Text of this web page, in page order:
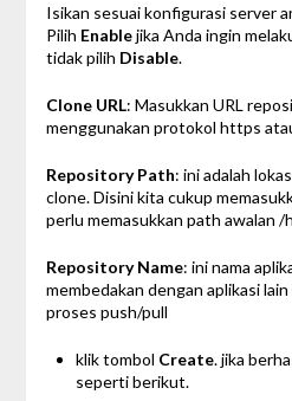
Isikan sesuai konfigurasi server
Pilih Enablejika Anda ingin
tidak pilih Disable.
Clone URL: Masukkan URL
menggunakan protokol https
Repository Path: ini adalah
clone. Disini kita cukup
perlu memasukkan path awalan /
Repository Name: ini nama
membedakan dengan aplikasi
proses push/pull
klik tombol Create. jika
seperti berikut.